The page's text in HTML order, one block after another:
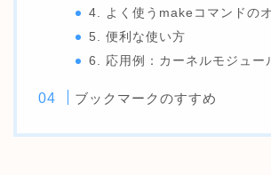
4. よく使うmakeコマンドの
5. 便利な使い方
6. 応用例：カーネルモジュー
ブックマークのすすめ